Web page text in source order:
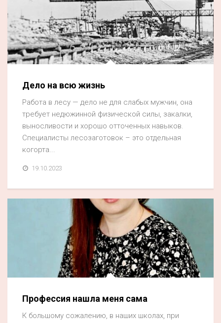
Дело на всю жизнь
Работа в лесу — дело не для слабых мужчин, она
требует недюжинной физической силы, закалки,
выносливости и хорошо отточенных навыков.
Специалисты лесозаготовок – это отдельная
когорта...
19.10.2023
Профессия нашла меня сама
К большому сожалению, в наших школах, при